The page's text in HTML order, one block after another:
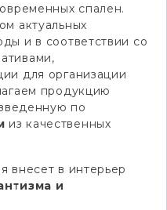
спален.
актуальных
и в соответствии со
для организации
продукцию
по
из качественных
внесет в интерьер
и